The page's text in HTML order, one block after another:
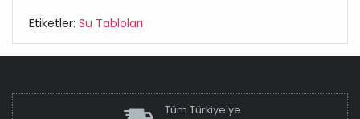
Etiketler: Su Tabloları
Tüm Türkiye'ye